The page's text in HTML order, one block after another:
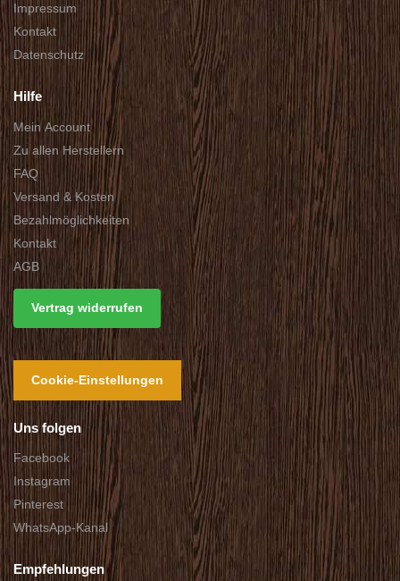
Impressum
Kontakt
Datenschutz
Hilfe
Mein Account
Zu allen Herstellern
FAQ
Versand & Kosten
Bezahlmöglichkeiten
Kontakt
AGB
Vertrag widerrufen
Cookie-Einstellungen
Uns folgen
Facebook
Instagram
Pinterest
WhatsApp-Kanal
Empfehlungen